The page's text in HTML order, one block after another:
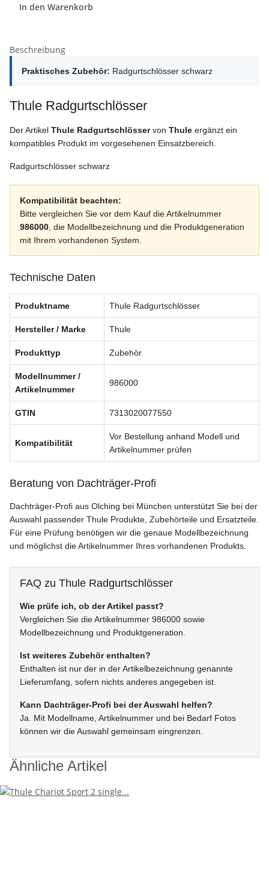
In den Warenkorb
Beschreibung
Praktisches Zubehör: Radgurtschlösser schwarz
Thule Radgurtschlösser
Der Artikel Thule Radgurtschlösservon Thule ergänzt ein
kompatibles Produkt im vorgesehenen Einsatzbereich.
Radgurtschlösser schwarz
Kompatibilität beachten:
Bitte vergleichen Sie vor dem Kauf die Artikelnummer
986000 , die Modellbezeichnung und die Produktgeneration
mit Ihrem vorhandenen System.
Technische Daten
Produktname Thule Radgurtschlösser
Hersteller / Marke Thule
Produkttyp Zubehör
Modellnummer /
Artikelnummer
986000
GTIN 7313020077550
Kompatibilität
Vor Bestellung anhand Modell und
Artikelnummer prüfen
Beratung von Dachträger-Profi
Dachträger-Profi aus Olching bei München unterstützt Sie bei der
Auswahl passender Thule Produkte, Zubehörteile und Ersatzteile.
Für eine Prüfung benötigen wir die genaue Modellbezeichnung
und möglichst die Artikelnummer Ihres vorhandenen Produkts.
FAQ zu Thule Radgurtschlösser
Wie prüfe ich, ob der Artikel passt?
Vergleichen Sie die Artikelnummer 986000 sowie
Modellbezeichnung und Produktgeneration.
Ist weiteres Zubehör enthalten?
Enthalten ist nur der in der Artikelbezeichnung genannte
Lieferumfang, sofern nichts anderes angegeben ist.
Kann Dachträger-Profi bei der Auswahl helfen?
Ja. Mit Modellname, Artikelnummer und bei Bedarf Fotos
können wir die Auswahl gemeinsam eingrenzen.
Ähnliche Artikel